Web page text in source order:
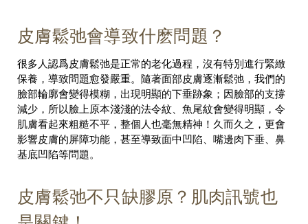
皮膚鬆弛會導致什麽問題？
很多人認爲皮膚鬆弛是正常的老化過程，沒有特別進行緊緻
保養，導致問題愈發嚴重。隨著面部皮膚逐漸鬆弛，我們的
臉部輪廓會變得模糊，出現明顯的下垂跡象；因臉部的支撐
減少，所以臉上原本淺淺的法令紋、魚尾紋會變得明顯，令
肌膚看起來粗糙不平，整個人也毫無精神！久而久之，更會
影響皮膚的屏障功能，甚至導致面中凹陷、嘴邊肉下垂、鼻
基底凹陷等問題。
皮膚鬆弛不只缺膠原？肌肉訊號也